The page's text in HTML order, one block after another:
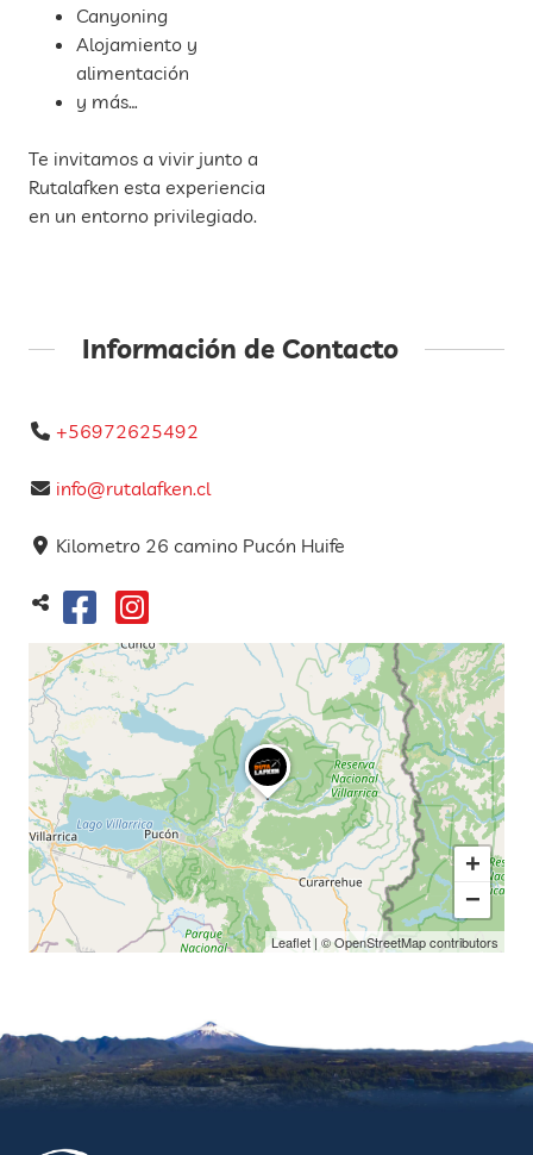
Canyoning
Alojamiento y
alimentación
y más…
Te invitamos a vivir junto a
Rutalafken esta experiencia
en un entorno privilegiado.
Información de Contacto
+56972625492
info@rutalafken.cl
Kilometro 26 camino Pucón Huife
+
−
Leaflet | ©OpenStreetMapcontributors